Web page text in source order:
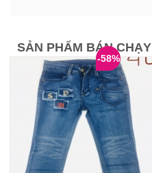
SẢN PHẨM BÁN CHẠY
-58%